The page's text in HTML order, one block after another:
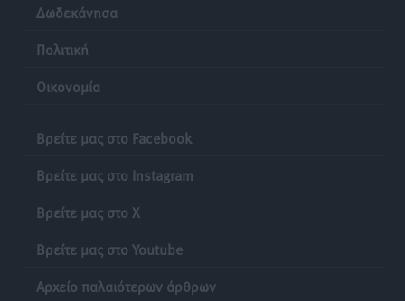
Δωδεκάνησα
Πολιτική
Οικονομία
Βρείτε μας στο Facebook
Βρείτε μας στο Instagram
Βρείτε μας στο X
Βρείτε μας στο Youtube
Αρχείο παλαιότερων άρθρων